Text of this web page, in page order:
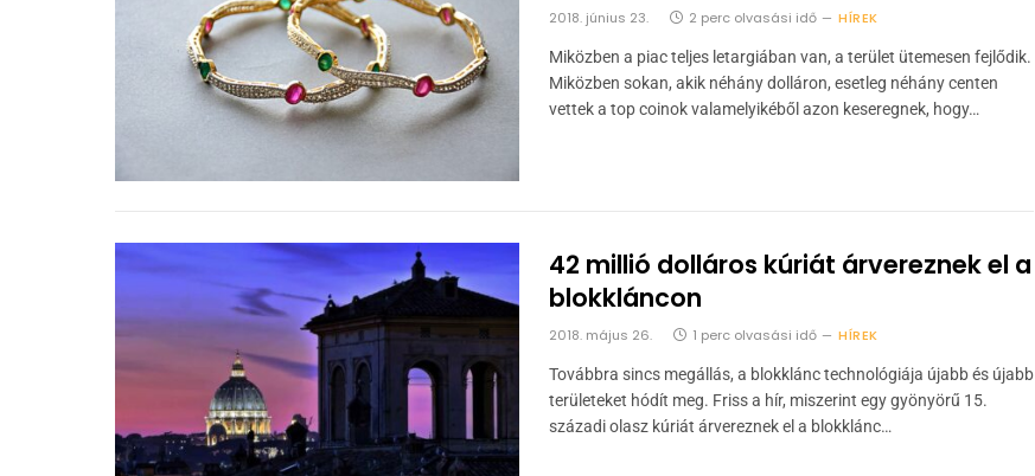
2018. június 23. 2 perc olvasási idő HÍREK
Miközben a piac teljes letargiában van, a terület ütemesen fejlődik.
Miközben sokan, akik néhány dolláron, esetleg néhány centen
vettek a top coinok valamelyikéből azon keseregnek, hogy…
42 millió dolláros kúriát árvereznek el a
blokkláncon
2018. május 26. 1 perc olvasási idő HÍREK
Továbbra sincs megállás, a blokklánc technológiája újabb és újabb
területeket hódít meg. Friss a hír, miszerint egy gyönyörű 15.
századi olasz kúriát árvereznek el a blokklánc…